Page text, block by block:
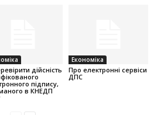
дійсність
підпису,
в КНЕДП
Економіка
Про електронні сервіси
ДПС